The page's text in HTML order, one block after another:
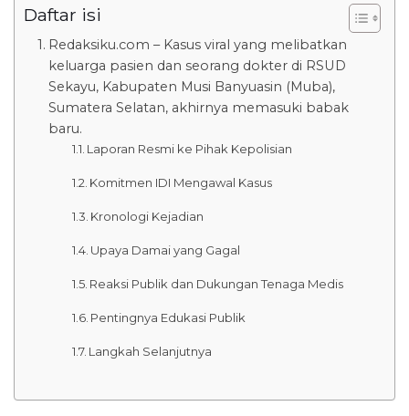
Daftar isi
Redaksiku.com – Kasus viral yang melibatkan
keluarga pasien dan seorang dokter di RSUD
Sekayu, Kabupaten Musi Banyuasin (Muba),
Sumatera Selatan, akhirnya memasuki babak
baru.
Laporan Resmi ke Pihak Kepolisian
Komitmen IDI Mengawal Kasus
Kronologi Kejadian
Upaya Damai yang Gagal
Reaksi Publik dan Dukungan Tenaga Medis
Pentingnya Edukasi Publik
Langkah Selanjutnya